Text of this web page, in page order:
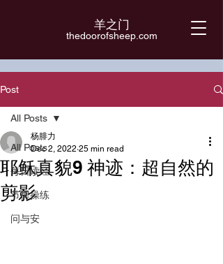
羊之门
​thedoorofsheep.com
Post
All Posts
每日读经
节律操练
问与安
All Posts
耶稣真貌9 神迹：超自然的
剪影
杨腓力
Dec 2, 2022 25 min read